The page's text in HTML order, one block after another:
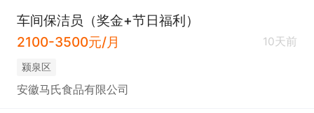
车间保洁员（奖金+节日福利）
2100-3500元/月
10天前
颍泉区
安徽马氏食品有限公司